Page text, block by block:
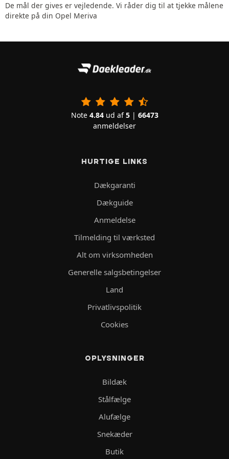
De mål der gives er vejledende. Vi råder dig til at tjekke målene
direkte på din Opel Meriva
Note 4.84ud af5| 66473
anmeldelser
HURTIGE LINKS
Dækgaranti
Dækguide
Anmeldelse
Tilmelding til værksted
Alt om virksomheden
Generelle salgsbetingelser
Land
Privatlivspolitik
Cookies
OPLYSNINGER
Bildæk
Stålfælge
Alufælge
Snekæder
Butik